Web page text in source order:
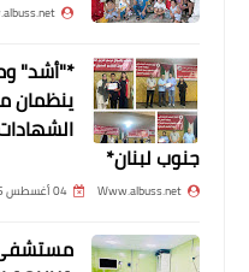
اسلاميات
*"أشد"
ينظمان
جنوب لبنان*
Www.albuss.net 04 أغسطس 2026